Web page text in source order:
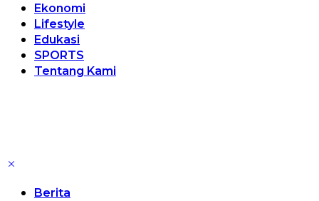
Ekonomi
Lifestyle
Edukasi
SPORTS
Tentang Kami
Berita